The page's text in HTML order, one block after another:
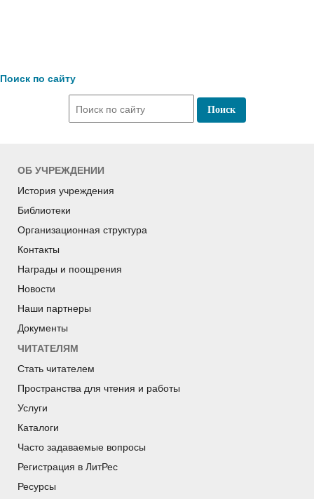
Поиск по сайту
ОБ УЧРЕЖДЕНИИ
История учреждения
Библиотеки
Организационная структура
Контакты
Награды и поощрения
Новости
Наши партнеры
Документы
ЧИТАТЕЛЯМ
Стать читателем
Пространства для чтения и работы
Услуги
Каталоги
Часто задаваемые вопросы
Регистрация в ЛитРес
Ресурсы